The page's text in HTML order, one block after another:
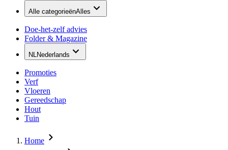
Alle categorieënAlles
Doe-het-zelf advies
Folder & Magazine
NLNederlands
Promoties
Verf
Vloeren
Gereedschap
Hout
Tuin
Home